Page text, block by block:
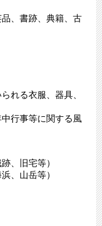
、書跡、典籍、古
る衣服、器具、
行事等に関する風
、旧宅等）
、山岳等）